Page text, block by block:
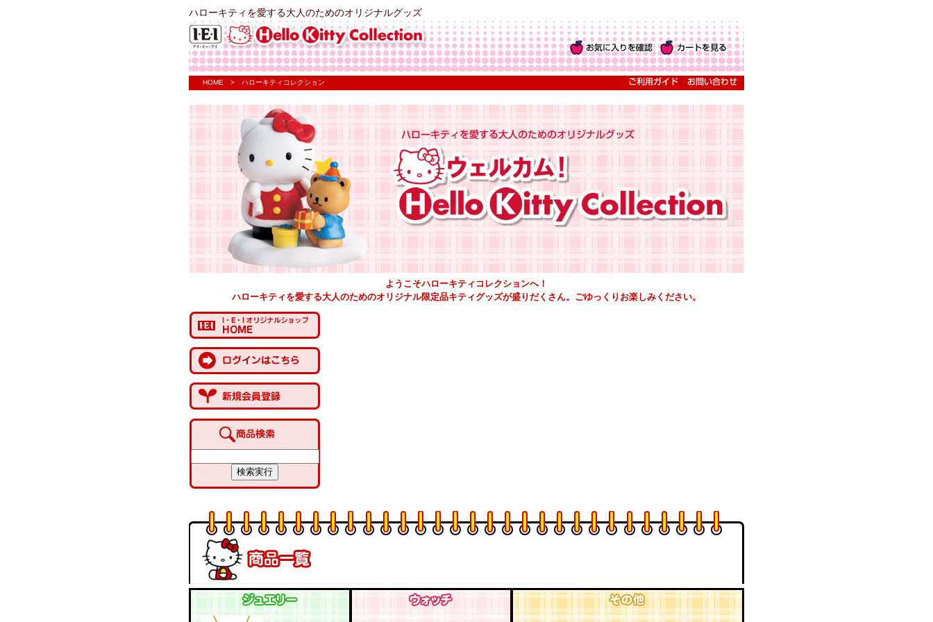
ハローキティを愛する大人のためのオリジナルグッズ
HOME > ハローキティコレクション
ようこそハローキティコレクションへ！
ハローキティを愛する大人のためのオリジナル限定品キティグッズが盛りだくさん。ごゆっくりお楽しみください。